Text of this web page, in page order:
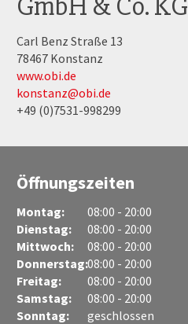
Carl Benz Straße 13
78467 Konstanz
www.obi.de
konstanz@obi.de
+49 (0)7531-998299
Öffnungszeiten
Montag:
08:00 - 20:00
Dienstag:
08:00 - 20:00
Mittwoch:
08:00 - 20:00
Donnerstag:08:00 - 20:00
Freitag:
08:00 - 20:00
Samstag:
08:00 - 20:00
Sonntag:
geschlossen